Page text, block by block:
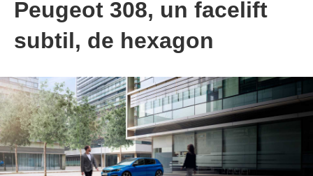
Peugeot 308, un facelift
subtil, de hexagon